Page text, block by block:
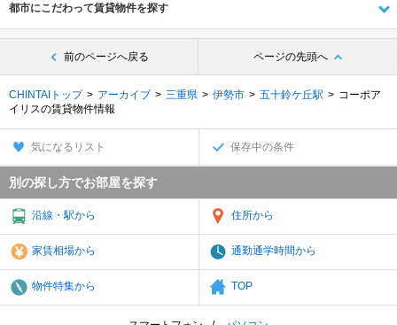
都市にこだわって賃貸物件を探す
前のページへ戻る ページの先頭へ
CHINTAIトップ アーカイブ 三重県 伊勢市 五十鈴ケ丘駅
コーポア
イリスの賃貸物件情報
気になるリスト 保存中の条件
別の探し方でお部屋を探す
沿線・駅から 住所から
家賃相場から 通勤通学時間から
物件特集から TOP